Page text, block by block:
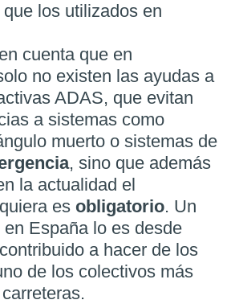
los utilizados en
cuenta que en
no existen las ayudas a
ADAS, que evitan
a sistemas como
muerto o sistemas de
, sino que además
la actualidad el
es obligatorio. Un
España lo es desde
a hacer de los
de los colectivos más